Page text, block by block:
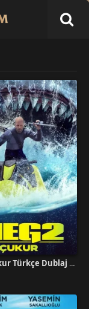
Meg 2: Çukur Türkçe Dublaj İzle